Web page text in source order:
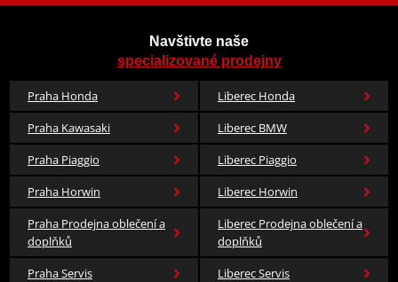
Navštivte naše
specializované prodejny
Praha Honda
Liberec Honda
Praha Kawasaki
Liberec BMW
Praha Piaggio
Liberec Piaggio
Praha Horwin
Liberec Horwin
Praha Prodejna oblečení a
doplňků
Liberec Prodejna oblečení a
doplňků
Praha Servis
Liberec Servis